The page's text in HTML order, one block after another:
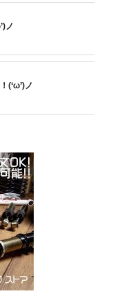
ノ
(‘ω’)ノ